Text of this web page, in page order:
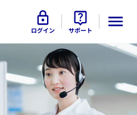
ログイン サポート